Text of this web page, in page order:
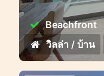
Beachfront
วิลล่า / บ้าน